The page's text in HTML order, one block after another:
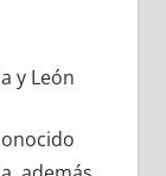
у León